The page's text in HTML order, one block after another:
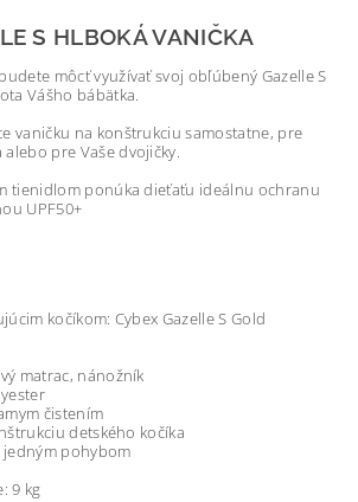
S HLBOKÁ VANIČKA
môcť využívať svoj obľúbený Gazelle S
Vášho bábätka.
vaničku na konštrukciu samostatne, pre
pre Vaše dvojičky.
tienidlom ponúka dieťaťu ideálnu ochranu
UPF50+
kočíkom: Cybex Gazelle S Gold
matrac, nánožník
čistením
detského kočíka
jedným pohybom
9 kg